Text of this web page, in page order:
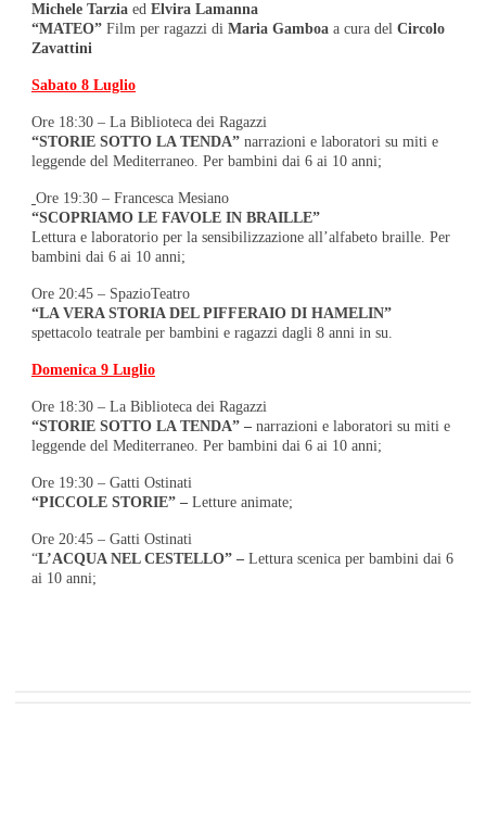
Michele Tarzia ed Elvira Lamanna
“MATEO” Film per ragazzi di Maria Gamboa a cura del Circolo
Zavattini
Sabato 8 Luglio
Ore 18:30 – La Biblioteca dei Ragazzi
“STORIE SOTTO LA TENDA” narrazioni e laboratori su miti e
leggende del Mediterraneo. Per bambini dai 6 ai 10 anni;
Ore 19:30 – Francesca Mesiano
“SCOPRIAMO LE FAVOLE IN BRAILLE”
Lettura e laboratorio per la sensibilizzazione all’alfabeto braille. Per
bambini dai 6 ai 10 anni;
Ore 20:45 – SpazioTeatro
“LA VERA STORIA DEL PIFFERAIO DI HAMELIN”
spettacolo teatrale per bambini e ragazzi dagli 8 anni in su.
Domenica 9 Luglio
Ore 18:30 – La Biblioteca dei Ragazzi
“STORIE SOTTO LA TENDA” – narrazioni e laboratori su miti e
leggende del Mediterraneo. Per bambini dai 6 ai 10 anni;
Ore 19:30 – Gatti Ostinati
“PICCOLE STORIE” – Letture animate;
Ore 20:45 – Gatti Ostinati
“L’ACQUA NEL CESTELLO” – Lettura scenica per bambini dai 6
ai 10 anni;